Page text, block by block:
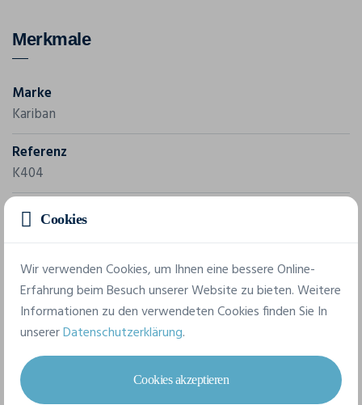
Merkmale
Marke
Kariban
Referenz
K404
Grammatur
300 g/m²
Komposition
95% Polyester, 5% Elasthan
Cookies
Wir verwenden Cookies, um Ihnen eine bessere Online-
Erfahrung beim Besuch unserer Website zu bieten. Weitere
Informationen zu den verwendeten Cookies finden Sie In
unsererDatenschutzerklärung.
Cookies akzeptieren